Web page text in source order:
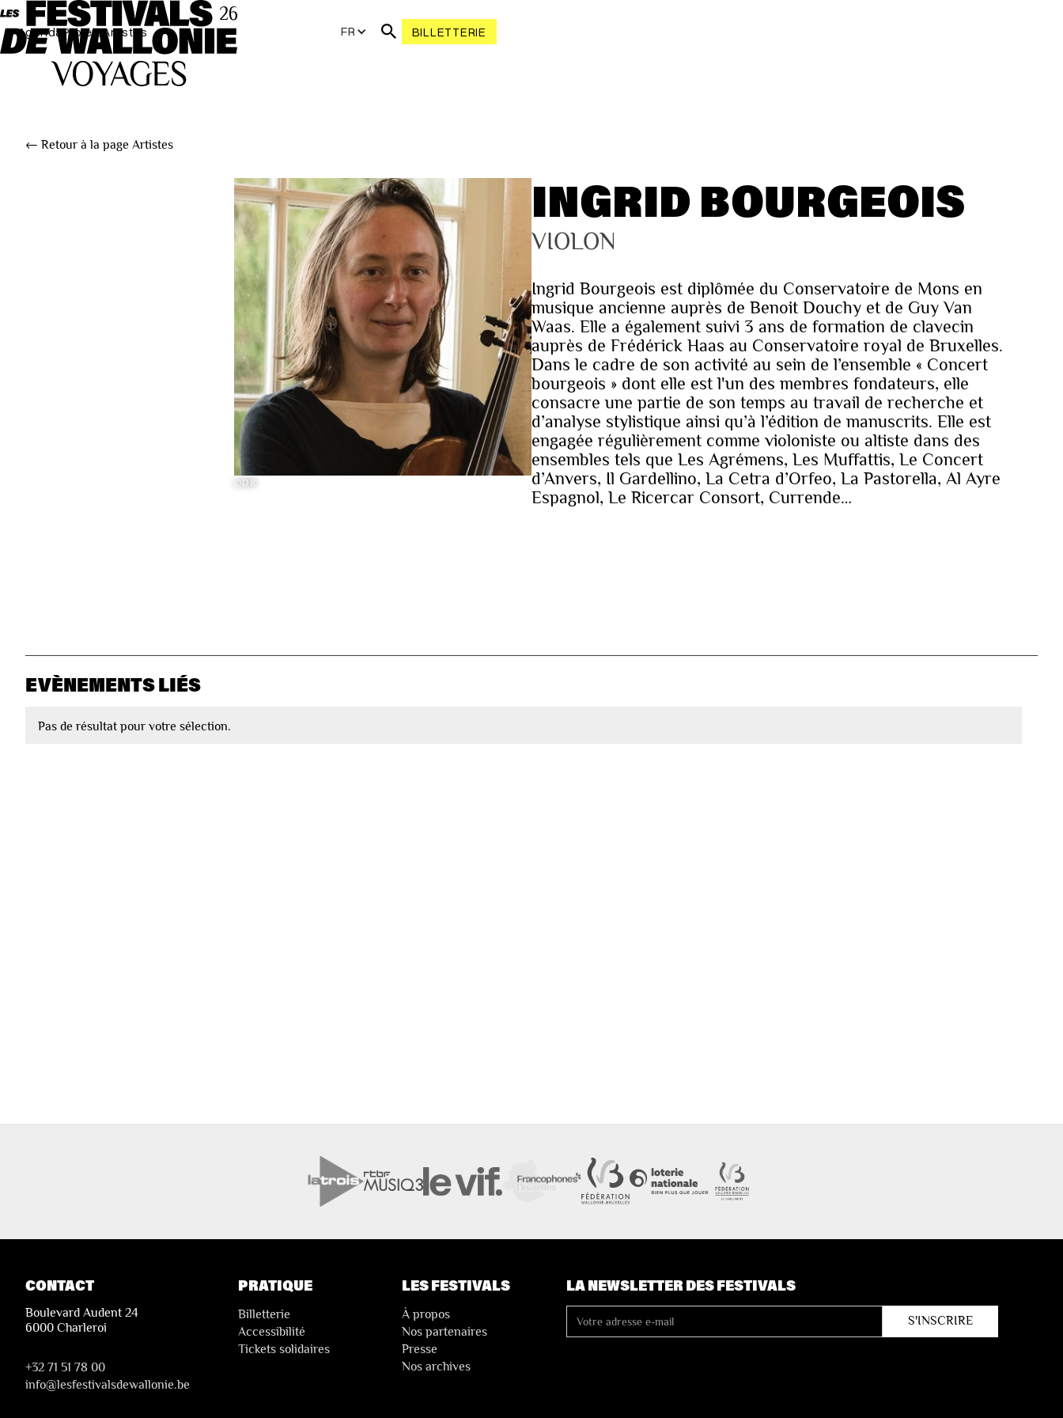
AgendaProjetsArtistes FR BILLETTERIE
← Retour à la page Artistes
©DR
INGRID BOURGEOIS
VIOLON
Ingrid Bourgeois est diplômée du Conservatoire de Mons en
musique ancienne auprès de Benoit Douchy et de Guy Van
Waas. Elle a également suivi 3 ans de formation de clavecin
auprès de Frédérick Haas au Conservatoire royal de Bruxelles.
Dans le cadre de son activité au sein de l’ensemble « Concert
bourgeois » dont elle est l'un des membres fondateurs, elle
consacre une partie de son temps au travail de recherche et
d’analyse stylistique ainsi qu’à l’édition de manuscrits. Elle est
engagée régulièrement comme violoniste ou altiste dans des
ensembles tels que Les Agrémens, Les Muffattis, Le Concert
d’Anvers, Il Gardellino, La Cetra d’Orfeo, La Pastorella, Al Ayre
Espagnol, Le Ricercar Consort, Currende…
EVÈNEMENTS LIÉS
Pas de résultat pour votre sélection.
CONTACT
Boulevard Audent 24
6000 Charleroi
+32 71 51 78 00
info@lesfestivalsdewallonie.be
PRATIQUE
Billetterie
Accessibilité
Tickets solidaires
LES FESTIVALS
À propos
Nos partenaires
Presse
Nos archives
LA NEWSLETTER DES FESTIVALS